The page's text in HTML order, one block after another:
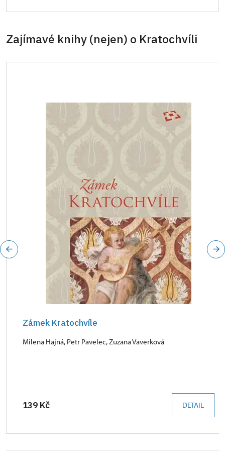
Zajímavé knihy (nejen) o Kratochvíli
Zámek Kratochvíle
Milena Hajná, Petr Pavelec, Zuzana Vaverková
139 Kč DETAIL